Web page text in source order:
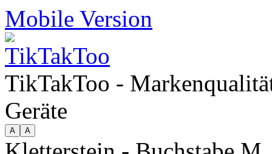
Mobile Version
TikTakToo -
Geräte